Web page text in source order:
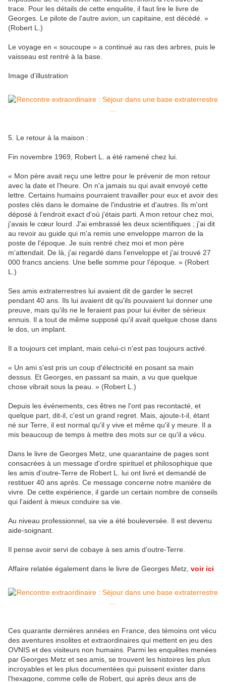
trace. Pour les détails de cette enquête, il faut lire le livre de
Georges. Le pilote de l'autre avion, un capitaine, est décédé. »
(Robert L.)
Le voyage en « soucoupe » a continué au ras des arbres, puis le
vaisseau est rentré à la base.
Image d’illustration
5. Le retour à la maison :
Fin novembre 1969, Robert L. a été ramené chez lui.
« Mon père avait reçu une lettre pour le prévenir de mon retour
avec la date et l'heure. On n'a jamais su qui avait envoyé cette
lettre. Certains humains pourraient travailler pour eux et avoir des
postes clés dans le domaine de l'industrie et d'autres. Ils m'ont
déposé à l'endroit exact d'où j'étais parti. A mon retour chez moi,
j'avais le cœur lourd. J'ai embrassé les deux scientifiques ; j'ai dit
au revoir au guide qui m'a remis une enveloppe marron de la
poste de l'époque. Je suis rentré chez moi et mon père
m'attendait. De là, j'ai regardé dans l'enveloppe et j'ai trouvé 27
000 francs anciens. Une belle somme pour l'époque. » (Robert
L.)
Ses amis extraterrestres lui avaient dit de garder le secret
pendant 40 ans. Ils lui avaient dit qu'ils pouvaient lui donner une
preuve, mais qu'ils ne le feraient pas pour lui éviter de sérieux
ennuis. Il a tout de même supposé qu'il avait quelque chose dans
le dos, un implant.
Il a toujours cet implant, mais celui-ci n'est pas toujours activé.
« Un ami s'est pris un coup d'électricité en posant sa main
dessus. Et Georges, en passant sa main, a vu que quelque
chose vibrait sous la peau. » (Robert L.)
Depuis les événements, ces êtres ne l'ont pas recontacté, et
quelque part, dit-il, c'est un grand regret. Mais, ajoute-t-il, étant
né sur Terre, il est normal qu'il y vive et même qu'il y meure. Il a
mis beaucoup de temps à mettre des mots sur ce qu'il a vécu.
Dans le livre de Georges Metz, une quarantaine de pages sont
consacrées à un message d'ordre spirituel et philosophique que
les amis d'outre-Terre de Robert L. lui ont livré et demandé de
restituer 40 ans après. Ce message concerne notre manière de
vivre. De cette expérience, il garde un certain nombre de conseils
qui l'aident à mieux conduire sa vie.
Au niveau professionnel, sa vie a été bouleversée. Il est devenu
aide-soignant.
Il pense avoir servi de cobaye à ses amis d'outre-Terre.
Affaire relatée également dans le livre de Georges Metz, voir ici
Ces quarante dernières années en France, des témoins ont vécu
des aventures insolites et extraordinaires qui mettent en jeu des
OVNIS et des visiteurs non humains. Parmi les enquêtes menées
par Georges Metz et ses amis, se trouvent les histoires les plus
incroyables et les plus documentées qui puissent exister dans
l'hexagone, comme celle de Robert, qui après deux ans de